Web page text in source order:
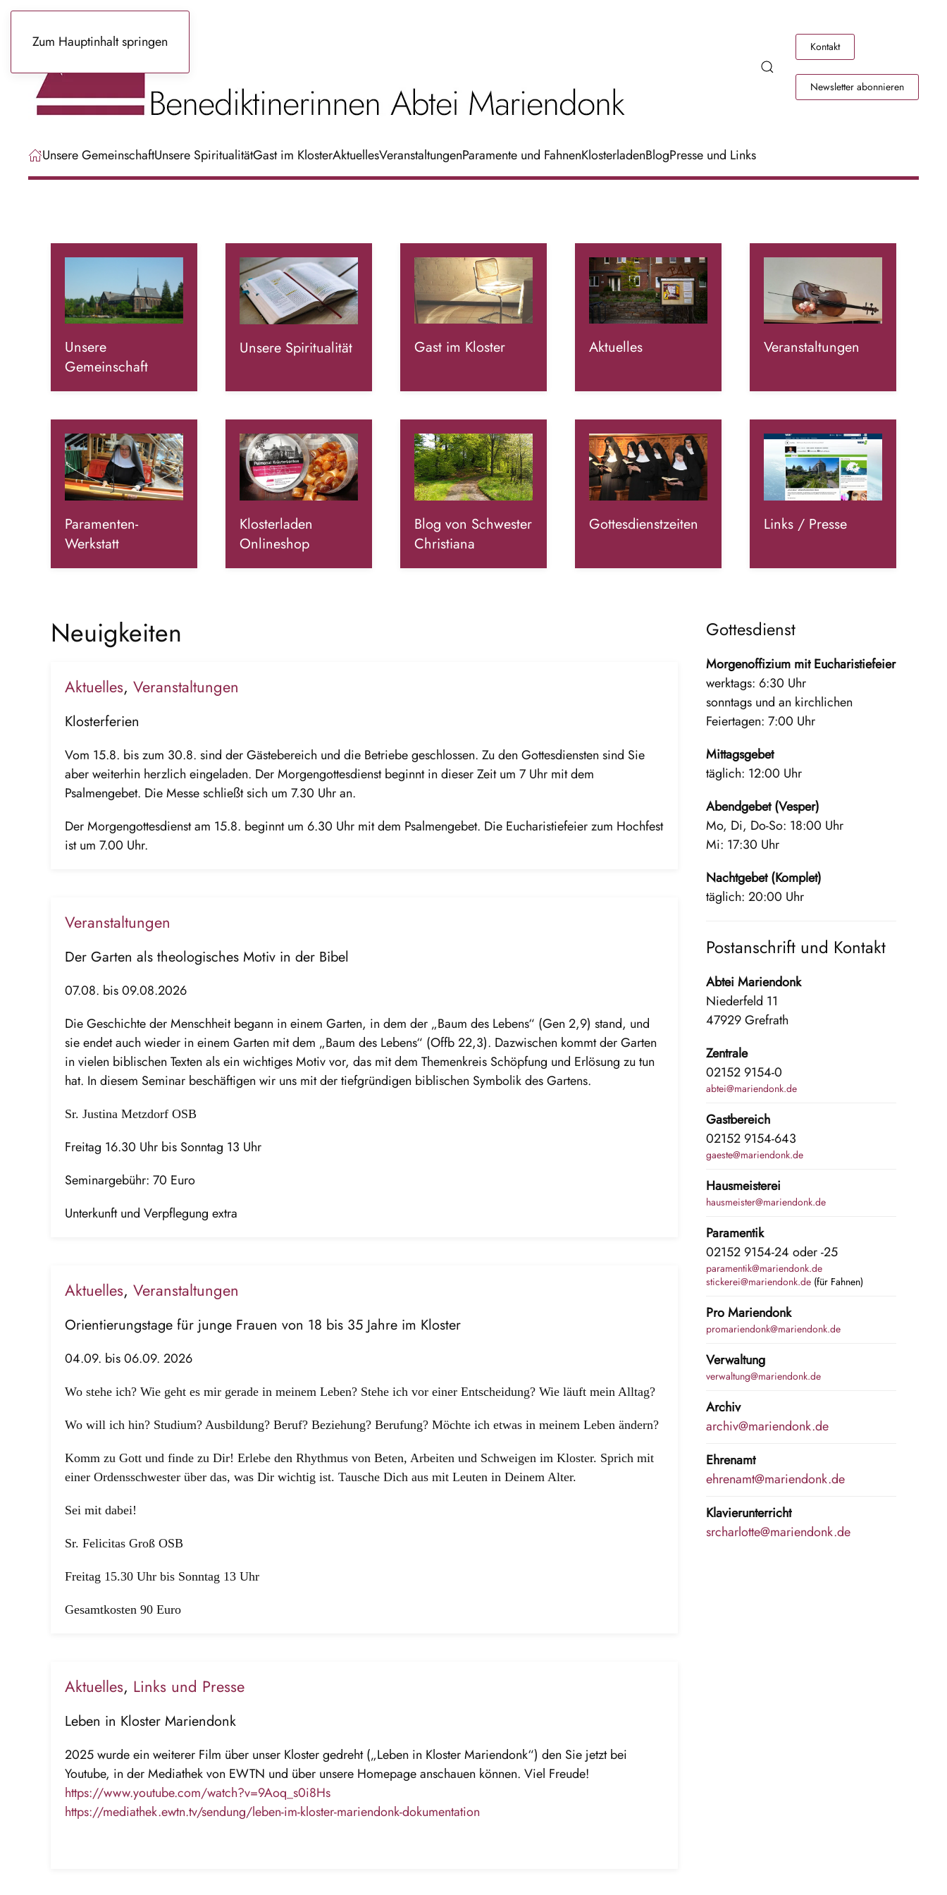
Zum Hauptinhalt springen Kontakt
Newsletter abonnieren
Unsere GemeinschaftUnsere SpiritualitätGast im KlosterAktuellesVeranstaltungenParamente und FahnenKlosterladenBlogPresse und Links
Unsere
Gemeinschaft
Unsere Spiritualität Gast im Kloster Aktuelles Veranstaltungen
Paramenten-
Werkstatt
Klosterladen
Onlineshop
Blog von Schwester
Christiana
Gottesdienstzeiten Links / Presse
Neuigkeiten
Aktuelles, Veranstaltungen
Klosterferien
Vom 15.8. bis zum 30.8. sind der Gästebereich und die Betriebe geschlossen. Zu den Gottesdiensten sind Sie
aber weiterhin herzlich eingeladen. Der Morgengottesdienst beginnt in dieser Zeit um 7 Uhr mit dem
Psalmengebet. Die Messe schließt sich um 7.30 Uhr an.
Der Morgengottesdienst am 15.8. beginnt um 6.30 Uhr mit dem Psalmengebet. Die Eucharistiefeier zum Hochfest
ist um 7.00 Uhr.
Veranstaltungen
Der Garten als theologisches Motiv in der Bibel
07.08. bis 09.08.2026
Die Geschichte der Menschheit begann in einem Garten, in dem der „Baum des Lebens“ (Gen 2,9) stand, und
sie endet auch wieder in einem Garten mit dem „Baum des Lebens“ (Offb 22,3). Dazwischen kommt der Garten
in vielen biblischen Texten als ein wichtiges Motiv vor, das mit dem Themenkreis Schöpfung und Erlösung zu tun
hat. In diesem Seminar beschäftigen wir uns mit der tiefgründigen biblischen Symbolik des Gartens.
Sr. Justina Metzdorf OSB
Freitag 16.30 Uhr bis Sonntag 13 Uhr
Seminargebühr: 70 Euro
Unterkunft und Verpflegung extra
Aktuelles, Veranstaltungen
Orientierungstage für junge Frauen von 18 bis 35 Jahre im Kloster
04.09. bis 06.09. 2026
Wo stehe ich? Wie geht es mir gerade in meinem Leben? Stehe ich vor einer Entscheidung? Wie läuft mein Alltag?
Wo will ich hin? Studium? Ausbildung? Beruf? Beziehung? Berufung? Möchte ich etwas in meinem Leben ändern?
Komm zu Gott und finde zu Dir! Erlebe den Rhythmus von Beten, Arbeiten und Schweigen im Kloster. Sprich mit
einer Ordensschwester über das, was Dir wichtig ist. Tausche Dich aus mit Leuten in Deinem Alter.
Sei mit dabei!
Sr. Felicitas Groß OSB
Freitag 15.30 Uhr bis Sonntag 13 Uhr
Gesamtkosten 90 Euro
Aktuelles, Links und Presse
Leben in Kloster Mariendonk
2025 wurde ein weiterer Film über unser Kloster gedreht („Leben in Kloster Mariendonk“) den Sie jetzt bei
Youtube, in der Mediathek von EWTN und über unsere Homepage anschauen können. Viel Freude!
https://www.youtube.com/watch?v=9Aoq_s0i8Hs
https://mediathek.ewtn.tv/sendung/leben-im-kloster-mariendonk-dokumentation
Gottesdienst
Morgenoffizium mit Eucharistiefeier
werktags: 6:30 Uhr
sonntags und an kirchlichen
Feiertagen: 7:00 Uhr
Mittagsgebet
täglich: 12:00 Uhr
Abendgebet (Vesper)
Mo, Di, Do-So: 18:00 Uhr
Mi: 17:30 Uhr
Nachtgebet (Komplet)
täglich: 20:00 Uhr
Postanschrift und Kontakt
Abtei Mariendonk
Niederfeld 11
47929 Grefrath
Zentrale
02152 9154-0
abtei@mariendonk.de
Gastbereich
02152 9154-643
gaeste@mariendonk.de
Hausmeisterei
hausmeister@mariendonk.de
Paramentik
02152 9154-24 oder -25
paramentik@mariendonk.de
stickerei@mariendonk.de (für Fahnen)
Pro Mariendonk
promariendonk@mariendonk.de
Verwaltung
verwaltung@mariendonk.de
Archiv
archiv@mariendonk.de
Ehrenamt
ehrenamt@mariendonk.de
Klavierunterricht
srcharlotte@mariendonk.de